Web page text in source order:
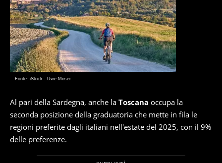
Fonte: iStock - Uwe Moser
Al pari della Sardegna, anche la Toscana occupa la
seconda posizione della graduatoria che mette in fila le
regioni preferite dagli italiani nell'estate del 2025, con il 9%
delle preferenze.